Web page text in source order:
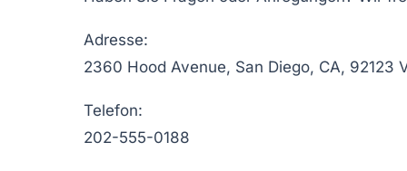
Adresse:
2360 Hood Avenue, San Diego, CA, 92123
Telefon:
202-555-0188